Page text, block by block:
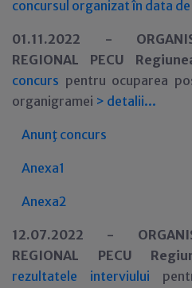
concursul organizat în data
01.11.2022 -
REGIONAL PECU
concurs pentru ocuparea
organigramei > detalii...
Anunţ concurs
Anexa1
Anexa2
12.07.2022 -
REGIONAL PECU
rezultatele interviului